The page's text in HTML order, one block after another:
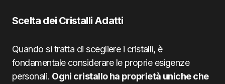
Scelta dei Cristalli Adatti
Quando si tratta di scegliere i cristalli, è
fondamentale considerare le proprie esigenze
personali. Ogni cristallo ha proprietà uniche che